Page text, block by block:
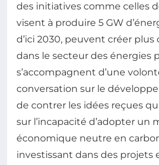
des initiatives comme celles
visent à produire 5 GW
d’ici 2030, peuvent créer
dans le secteur des énergies
s’accompagnent d’une
conversation sur le
de contrer les idées reçues
sur l’incapacité d’adopter un
économique neutre en
investissant dans des projets